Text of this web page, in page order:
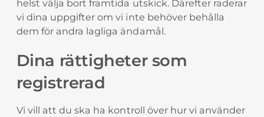
helst välja bort framtida utskick. Därefter raderar
vi dina uppgifter om vi inte behöver behålla
dem för andra lagliga ändamål.
Dina rättigheter som
registrerad
Vi vill att du ska ha kontroll över hur vi använder